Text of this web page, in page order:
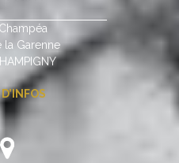
la Garenne